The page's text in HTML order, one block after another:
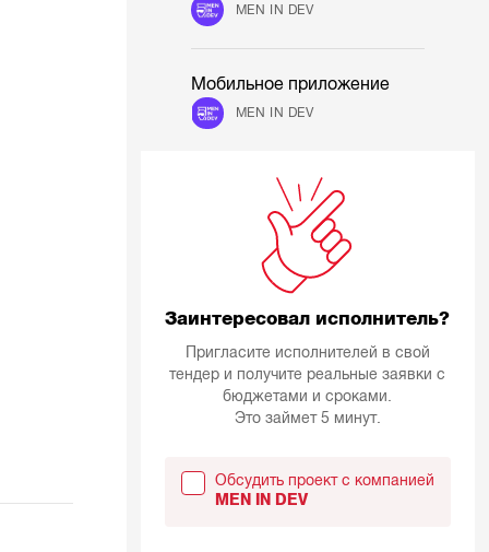
MEN IN DEV
Мобильное приложение
MEN IN DEV
Заинтересовал исполнитель?
Пригласите исполнителей в свой
тендер и получите реальные заявки с
бюджетами и сроками.
Это займет 5 минут.
Обсудить проект с компанией
MEN IN DEV